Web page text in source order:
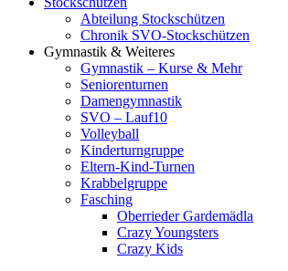
Abteilung Stockschützen
Chronik SVO-Stockschützen
Gymnastik & Weiteres
Gymnastik – Kurse & Mehr
Seniorenturnen
Damengymnastik
SVO – Lauf10
Volleyball
Kinderturngruppe
Eltern-Kind-Turnen
Krabbelgruppe
Fasching
Oberrieder Gardemädla
Crazy Youngsters
Crazy Kids